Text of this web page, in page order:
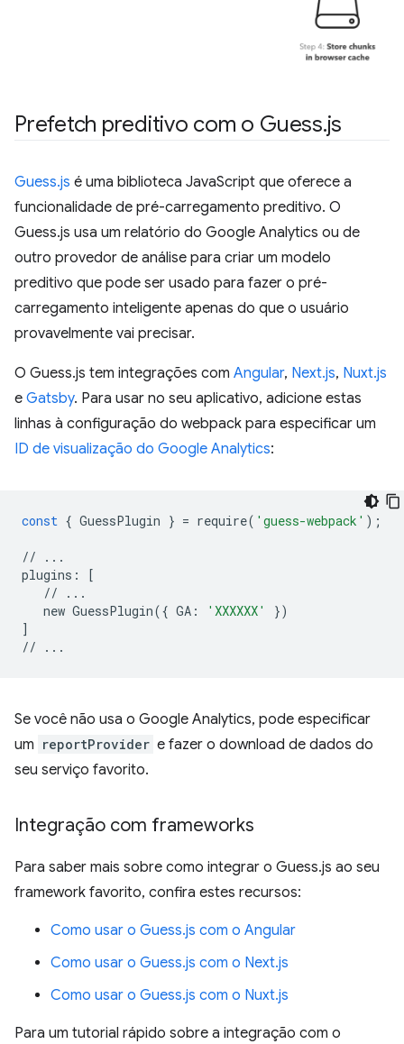
Prefetch preditivo com o Guess.js
Guess.js é uma biblioteca JavaScript que oferece a
funcionalidade de pré-carregamento preditivo. O
Guess.js usa um relatório do Google Analytics ou de
outro provedor de análise para criar um modelo
preditivo que pode ser usado para fazer o pré-
carregamento inteligente apenas do que o usuário
provavelmente vai precisar.
O Guess.js tem integrações com Angular, Next.js, Nuxt.js
e Gatsby. Para usar no seu aplicativo, adicione estas
linhas à configuração do webpack para especificar um
ID de visualização do Google Analytics:
const { GuessPlugin } = require( 'guess-webpack' );
//
...
plugins :
[
//
...
new GuessPlugin({ GA : 'XXXXXX'
})
]
//
...
Se você não usa o Google Analytics, pode especificar
um reportProvider e fazer o download de dados do
seu serviço favorito.
Integração com frameworks
Para saber mais sobre como integrar o Guess.js ao seu
framework favorito, confira estes recursos:
Como usar o Guess.js com o Angular
Como usar o Guess.js com o Next.js
Como usar o Guess.js com o Nuxt.js
Para um tutorial rápido sobre a integração com o